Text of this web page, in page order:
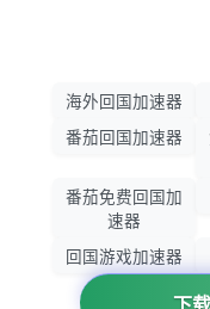
下
海外回国加速器
番茄回国加速器
番茄免费回国加
速器
回国游戏加速器
归雁加